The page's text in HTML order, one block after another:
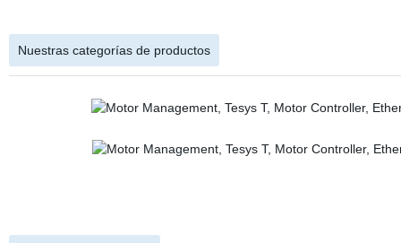
Nuestras categorías de productos